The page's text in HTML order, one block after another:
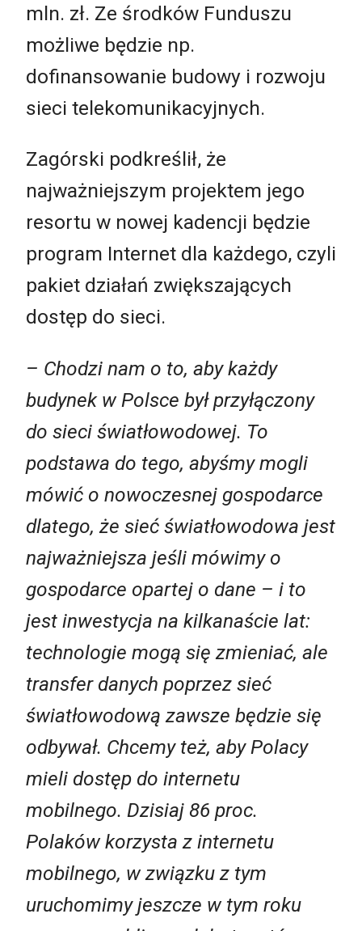
mln. zł. Ze środków Funduszu
możliwe będzie np.
dofinansowanie budowy i rozwoju
sieci telekomunikacyjnych.
Zagórski podkreślił, że
najważniejszym projektem jego
resortu w nowej kadencji będzie
program Internet dla każdego, czyli
pakiet działań zwiększających
dostęp do sieci.
– Chodzi nam o to, aby każdy
budynek w Polsce był przyłączony
do sieci światłowodowej. To
podstawa do tego, abyśmy mogli
mówić o nowoczesnej gospodarce
dlatego, że sieć światłowodowa jest
najważniejsza jeśli mówimy o
gospodarce opartej o dane – i to
jest inwestycja na kilkanaście lat:
technologie mogą się zmieniać, ale
transfer danych poprzez sieć
światłowodową zawsze będzie się
odbywał. Chcemy też, aby Polacy
mieli dostęp do internetu
mobilnego. Dzisiaj 86 proc.
Polaków korzysta z internetu
mobilnego, w związku z tym
uruchomimy jeszcze w tym roku